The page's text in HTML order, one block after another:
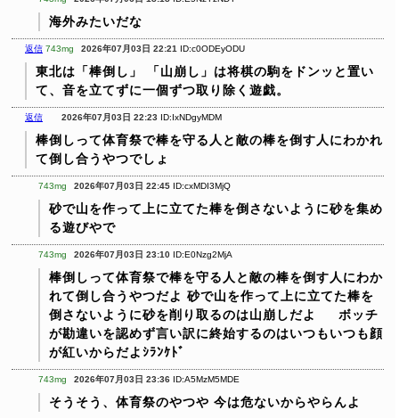
海外みたいだな
返信 743mg 2026年07月03日 22:21 ID:c0ODEyODU
東北は「棒倒し」
「山崩し」は将棋の駒をドンッと置い
て、音を立てずに一個ずつ取り除く遊戯。
返信 2026年07月03日 22:23 ID:IxNDgyMDM
棒倒しって体育祭で棒を守る人と敵の棒を倒す人にわかれ
て倒し合うやつでしょ
743mg 2026年07月03日 22:45 ID:cxMDI3MjQ
砂で山を作って上に立てた棒を倒さないように砂を集め
る遊びやで
743mg 2026年07月03日 23:10 ID:E0Nzg2MjA
棒倒しって体育祭で棒を守る人と敵の棒を倒す人にわか
れて倒し合うやつだよ 砂で山を作って上に立てた棒を
倒さないように砂を削り取るのは山崩しだよ
ボッチ
が勘違いを認めず言い訳に終始するのはいつもいつも顔
が紅いからだよｼﾗﾝｹﾄﾞ
743mg 2026年07月03日 23:36 ID:A5MzM5MDE
そうそう、体育祭のやつや 今は危ないからやらんよ